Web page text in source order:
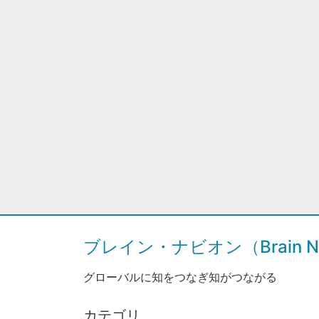
ブレイン・ナビオン（Brain
グローバルに知をつなぎ知がつながる
カテゴリ